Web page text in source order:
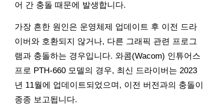
어 간 충돌 때문에 발생합니다.
가장 흔한 원인은 운영체제 업데이트 후 이전 드라
이버와 호환되지 않거나, 다른 그래픽 관련 프로그
램과 충돌하는 경우입니다. 와콤(Wacom) 인튜어스
프로 PTH-660 모델의 경우, 최신 드라이버는 2023
년 11월에 업데이트되었으며, 이전 버전과의 충돌이
종종 보고됩니다.